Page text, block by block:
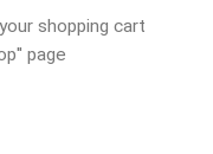
shopping cart.
page.